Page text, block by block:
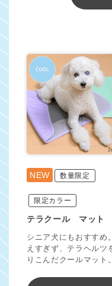
NEW 数量限定
限定カラー
テラクール マット
シニア犬にもおすすめ
えすぎず、テラヘルツ
りこんだクールマット。